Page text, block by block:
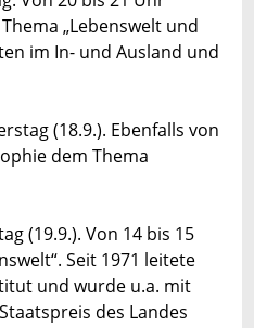
„Lebenswelt und
im In- und Ausland und
(18.9.). Ebenfalls von
dem Thema
(19.9.). Von 14 bis 15
Seit 1971 leitete
und wurde u.a. mit
des Landes